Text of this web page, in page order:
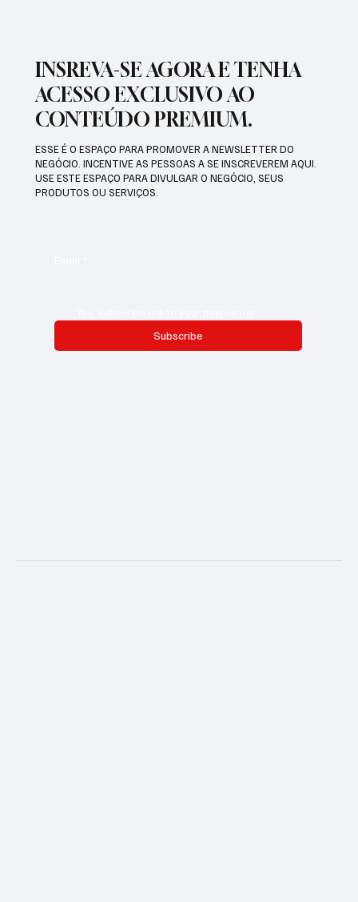
INSREVA-SE AGORA E TENHA
ACESSO EXCLUSIVO AO
CONTEÚDO PREMIUM.
ESSE É O ESPAÇO PARA PROMOVER A NEWSLETTER DO
NEGÓCIO. INCENTIVE AS PESSOAS A SE INSCREVEREM AQUI.
USE ESTE ESPAÇO PARA DIVULGAR O NEGÓCIO, SEUS
PRODUTOS OU SERVIÇOS.
Subscribe